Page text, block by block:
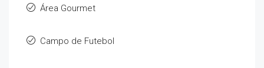
Área Gourmet
Campo de Futebol